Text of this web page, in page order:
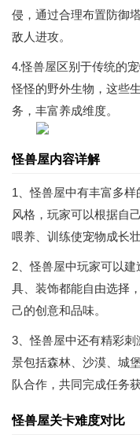
侵，通过合理布置防御
敌人进攻。
4.怪兽屋区别于传统的
怪怪的野外生物，这些
务，丰富养成维度。
怪兽屋内容详解
1、怪兽屋中有丰富多
风格，玩家可以根据自
喂养、训练使宠物成长
2、怪兽屋中玩家可以
具、装饰都能自由选择
己的创意和品味。
3、怪兽屋中还有精彩
景包括森林、沙漠、城
队合作，共同完成任务获
怪兽屋关卡难度对比